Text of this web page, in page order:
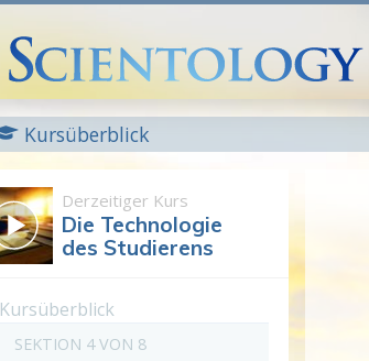
Kursüberblick
Derzeitiger Kurs
Die Technologie
des Studierens
Kursüberblick
SEKTION 4 VON 8